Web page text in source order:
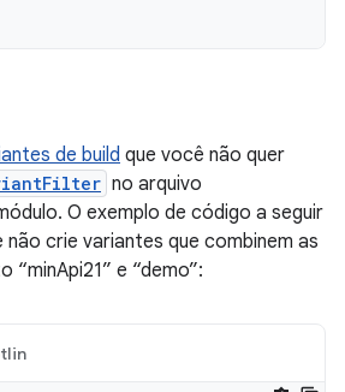
de build que você não quer
no arquivo
O exemplo de código a seguir
crie variantes que combinem as
e “demo”: